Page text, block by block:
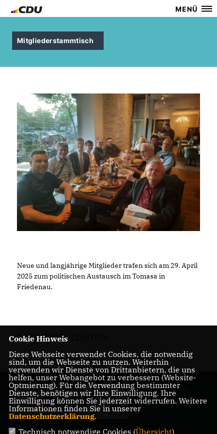
MENÜ
Mitgliederstammtisch
Neue und langjährige Mitglieder trafen sich am 29. April
2025 zum politischen Austausch im Tomasa in
Friedenau.
20.05.2025, 22:00 Uhr
Internetseite der
CDU Friedenau
Cookie Hinweis
Diese Webseite verwendet Cookies, die notwendig
sind, um die Webseite zu nutzen. Weiterhin
verwenden wir Dienste von Drittanbietern, die uns
helfen, unser Webangebot zu verbessern (Website-
Optmierung). Für die Verwendung bestimmter
Dienste, benötigen wir Ihre Einwilligung. Ihre
Einwilligung können Sie jederzeit widerrufen. Weitere
Informationen finden Sie in unserer
Datenschutzerklärung.
Technisch notwendige Cookies (Übersicht)